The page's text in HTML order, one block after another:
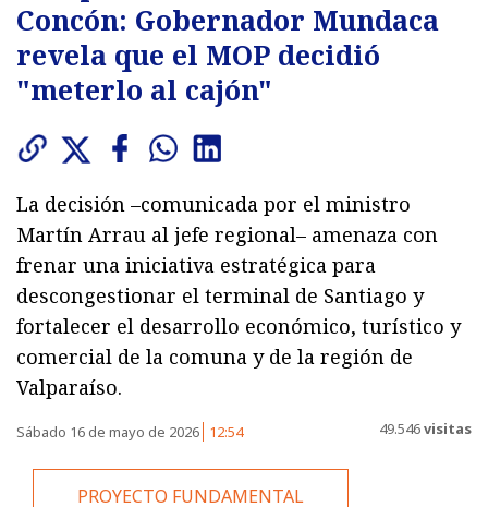
Concón: Gobernador Mundaca
revela que el MOP decidió
"meterlo al cajón"
La decisión –comunicada por el ministro
Martín Arrau al jefe regional– amenaza con
frenar una iniciativa estratégica para
descongestionar el terminal de Santiago y
fortalecer el desarrollo económico, turístico y
comercial de la comuna y de la región de
Valparaíso.
Sábado 16 de mayo de 2026 12:54 49.546visitas
PROYECTO FUNDAMENTAL